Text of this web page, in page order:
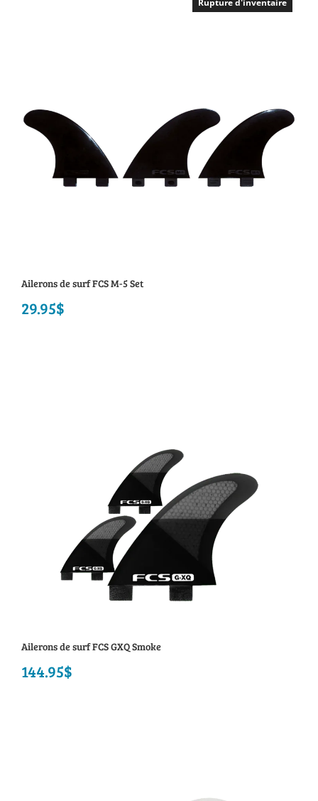
Ailerons de surf FCS M-5 Set
29.95$
Ailerons de surf FCS GXQ Smoke
144.95$